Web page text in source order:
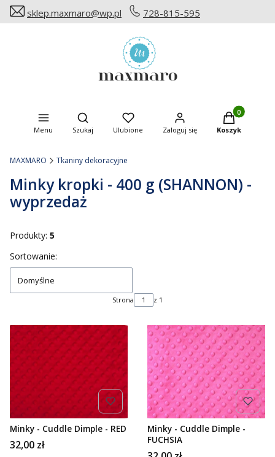
sklep.maxmaro@wp.pl 728-815-595
Menu
Otwórz wyszukiwarkę
Szukaj Ulubione Zaloguj się
Produkty w
Koszyk
MAXMARO Tkaniny dekoracyjne
Minky kropki - 400 g (SHANNON) -
wyprzedaż
Produkty: 5
Lista produktów
Sortowanie:
Domyślne
Strona z 1
Minky - Cuddle Dimple - RED
Cena
32,00 zł
Minky - Cuddle Dimple -
FUCHSIA